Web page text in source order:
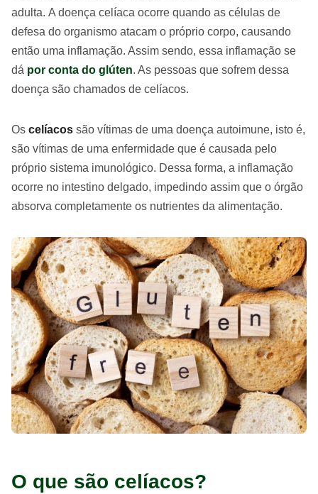
adulta. A doença celíaca ocorre quando as células de
defesa do organismo atacam o próprio corpo, causando
então uma inflamação. Assim sendo, essa inflamação se
dá por conta do glúten. As pessoas que sofrem dessa
doença são chamados de celíacos.
Os celíacos são vítimas de uma doença autoimune, isto é,
são vítimas de uma enfermidade que é causada pelo
próprio sistema imunológico. Dessa forma, a inflamação
ocorre no intestino delgado, impedindo assim que o órgão
absorva completamente os nutrientes da alimentação.
O que são celíacos?